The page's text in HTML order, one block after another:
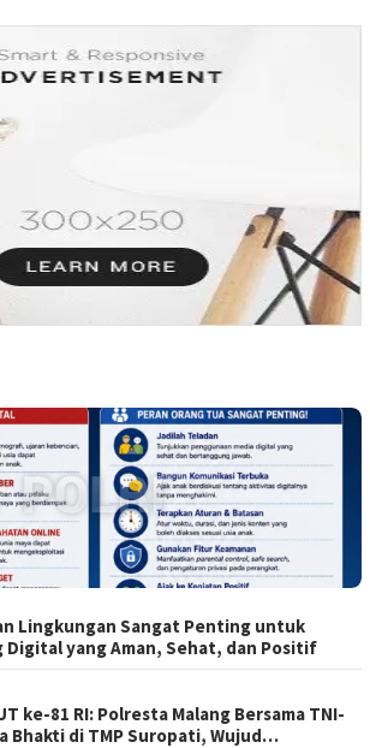
Lingkungan Sangat Penting untuk
Digital yang Aman, Sehat, dan Positif
ke-81 RI: Polresta Malang Bersama TNI-
Bhakti di TMP Suropati, Wujud